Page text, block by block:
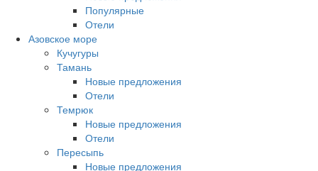
Популярные
Отели
Азовское море
Кучугуры
Тамань
Новые предложения
Отели
Темрюк
Новые предложения
Отели
Пересыпь
Новые предложения